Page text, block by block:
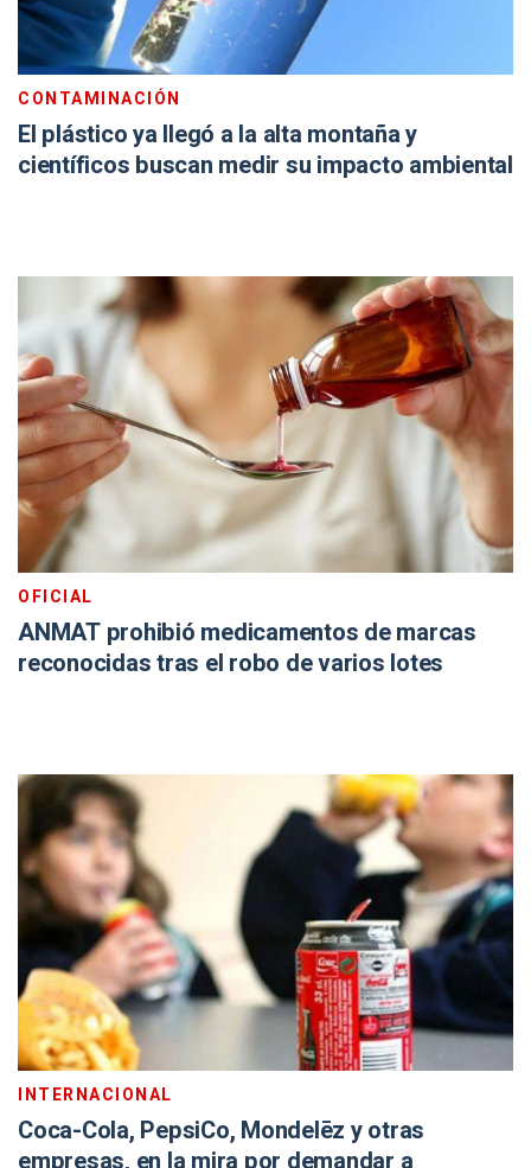
CONTAMINACIÓN
El plástico ya llegó a la alta montaña y
científicos buscan medir su impacto ambiental
OFICIAL
ANMAT prohibió medicamentos de marcas
reconocidas tras el robo de varios lotes
INTERNACIONAL
Coca-Cola, PepsiCo, Mondelēz y otras